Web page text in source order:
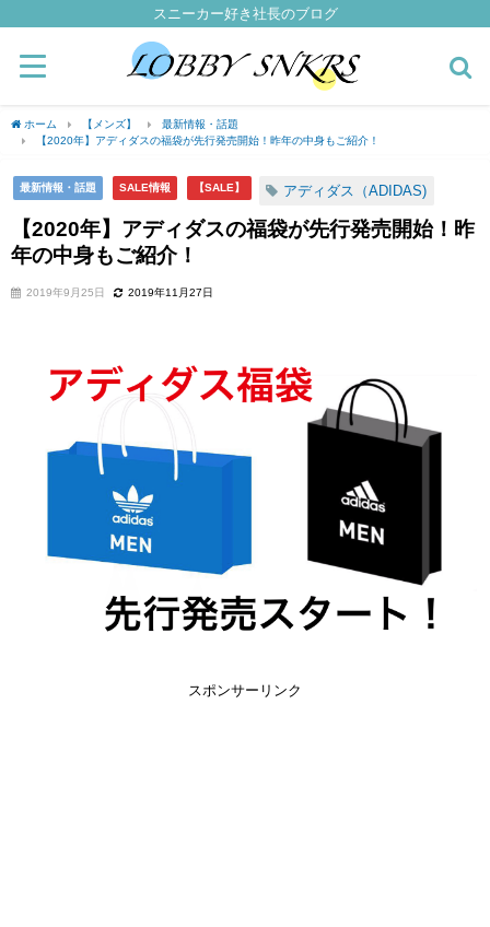
スニーカー好き社長のブログ
ホーム 【メンズ】
最新情報・話題
【2020年】アディダスの福袋が先行発売開始！昨年の中身もご紹介！
最新情報・話題 SALE情報 【SALE】 アディダス（ADIDAS)
【2020年】アディダスの福袋が先行発売開始！昨
年の中身もご紹介！
2019年9月25日 2019年11月27日
スポンサーリンク